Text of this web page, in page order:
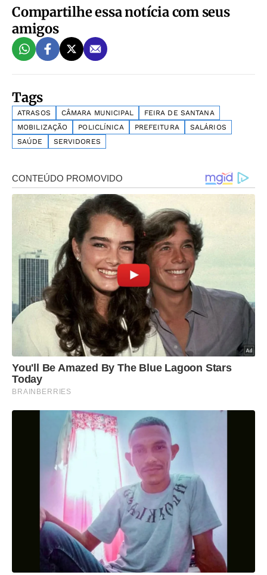
Compartilhe essa notícia com seus
amigos
Tags
ATRASOS CÂMARA MUNICIPAL
FEIRA DE SANTANA
MOBILIZAÇÃO
POLICLÍNICA PREFEITURA
SALÁRIOS
SAÚDE
SERVIDORES